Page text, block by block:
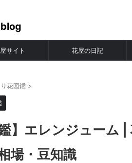
サイト 花屋の日記
花図鑑 >
鑑】エレンジューム
場・豆知識